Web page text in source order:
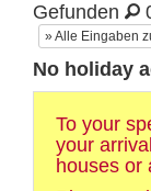
Gefunden
» Alle Eingaben
No holiday
To your
your
houses or